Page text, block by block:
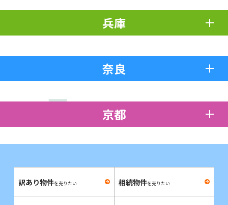
兵庫
奈良
京都
訳あり物件を売りたい 相続物件を売りたい